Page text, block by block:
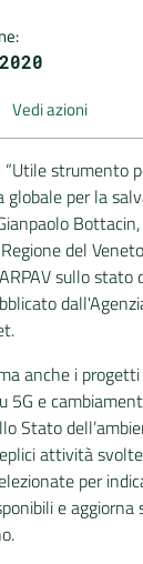
:
Vedi azioni
strumento
globale per la
del
sullo stato
anche i
5G e
Stato
attività
per
e